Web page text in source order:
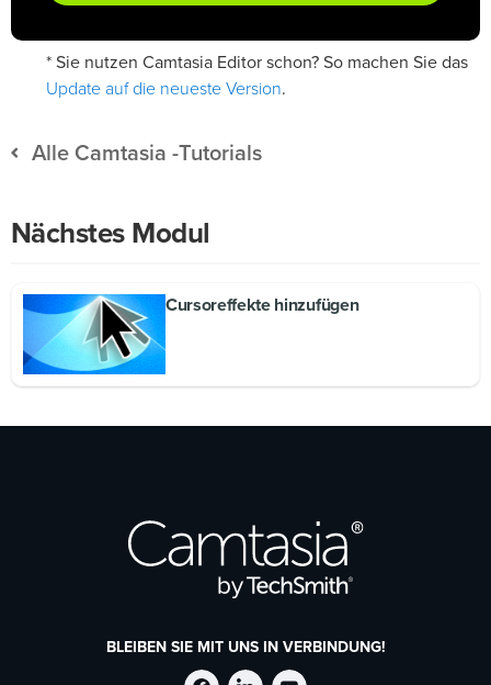
* Sie nutzen Camtasia Editor schon? So machen Sie das
Update auf die neueste Version.
Alle Camtasia -Tutorials
Nächstes Modul
Cursoreffekte hinzufügen
BLEIBEN SIE MIT UNS IN VERBINDUNG!